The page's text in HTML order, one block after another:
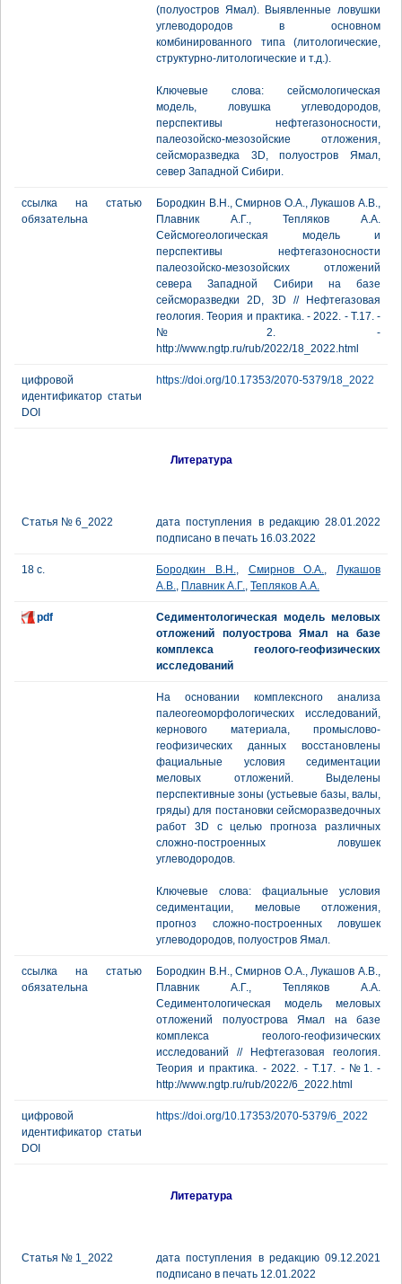
(полуостров Ямал). Выявленные ловушки
углеводородов в основном
комбинированного типа (литологические,
структурно-литологические и т.д.).
Ключевые слова: сейсмологическая
модель, ловушка углеводородов,
перспективы нефтегазоносности,
палеозойско-мезозойские отложения,
сейсморазведка 3D, полуостров Ямал,
север Западной Сибири.
ссылка на статью
обязательна
Бородкин В.Н., Смирнов О.А., Лукашов А.В.,
Плавник А.Г., Тепляков А.А.
Сейсмогеологическая модель и
перспективы нефтегазоносности
палеозойско-мезозойских отложений
севера Западной Сибири на базе
сейсморазведки 2D, 3D // Нефтегазовая
геология. Теория и практика. - 2022. - Т.17. -
№2. -
http://www.ngtp.ru/rub/2022/18_2022.html
цифровой
идентификатор статьи
DOI
https://doi.org/10.17353/2070-5379/18_2022
Литература
Статья № 6_2022
дата поступления в редакцию 28.01.2022
подписано в печать 16.03.2022
18 с. Бородкин В.Н., Смирнов О.А., Лукашов
А.В., Плавник А.Г., Тепляков А.А.
pdf
Седиментологическая модель меловых
отложений полуострова Ямал на базе
комплекса геолого-геофизических
исследований
На основании комплексного анализа
палеогеоморфологических исследований,
кернового материала, промыслово-
геофизических данных восстановлены
фациальные условия седиментации
меловых отложений. Выделены
перспективные зоны (устьевые базы, валы,
гряды) для постановки сейсморазведочных
работ 3D с целью прогноза различных
сложно-построенных ловушек
углеводородов.
Ключевые слова: фациальные условия
седиментации, меловые отложения,
прогноз сложно-построенных ловушек
углеводородов, полуостров Ямал.
ссылка на статью
обязательна
Бородкин В.Н., Смирнов О.А., Лукашов А.В.,
Плавник А.Г., Тепляков А.А.
Седиментологическая модель меловых
отложений полуострова Ямал на базе
комплекса геолого-геофизических
исследований // Нефтегазовая геология.
Теория и практика. - 2022. - Т.17. - №1. -
http://www.ngtp.ru/rub/2022/6_2022.html
цифровой
идентификатор статьи
DOI
https://doi.org/10.17353/2070-5379/6_2022
Литература
Статья № 1_2022
дата поступления в редакцию 09.12.2021
подписано в печать 12.01.2022